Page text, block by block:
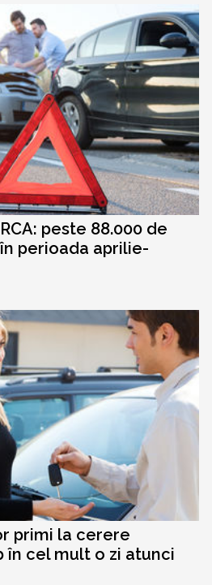
peste 88.000 de
perioada aprilie-
primi la cerere
în cel mult o zi atunci